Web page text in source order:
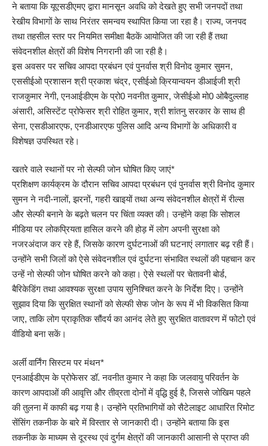
ने बताया कि यूएसडीएमए द्वारा मानसून अवधि को देखते हुए सभी जनपदों तथा
रेखीय विभागों के साथ निरंतर समन्वय स्थापित किया जा रहा है। राज्य, जनपद
तथा तहसील स्तर पर नियमित समीक्षा बैठकें आयोजित की जा रही हैं तथा
संवेदनशील क्षेत्रों की विशेष निगरानी की जा रही है।
इस अवसर पर सचिव आपदा प्रबंधन एवं पुनर्वास श्री विनोद कुमार सुमन,
एससीईओ प्रशासन श्री प्रकाश चंद्र, एसीईओ क्रियान्वयन डीआईजी श्री
राजकुमार नेगी, एनआईडीएम के प्रो0 नवनीत कुमार, जेसीईओ मो0 ओबैदुल्लाह
अंसारी, असिस्टेंट प्रोफेसर श्री रोहित कुमार, श्री शांतनु सरकार के साथ ही
सेना, एसडीआरएफ, एनडीआरएफ पुलिस आदि अन्य विभागों के अधिकारी व
विशेषज्ञ उपस्थित रहे।
खतरे वाले स्थानों पर नो सेल्फी जोन घोषित किए जाएं*
प्रशिक्षण कार्यक्रम के दौरान सचिव आपदा प्रबंधन एवं पुनर्वास श्री विनोद कुमार
सुमन ने नदी-नालों, झरनों, गहरी खाइयों तथा अन्य संवेदनशील क्षेत्रों में रील्स
और सेल्फी बनाने के बढ़ते चलन पर चिंता व्यक्त की। उन्होंने कहा कि सोशल
मीडिया पर लोकप्रियता हासिल करने की होड़ में लोग अपनी सुरक्षा को
नजरअंदाज कर रहे हैं, जिसके कारण दुर्घटनाओं की घटनाएं लगातार बढ़ रही हैं।
उन्होंने सभी जिलों को ऐसे संवेदनशील एवं दुर्घटना संभावित स्थलों की पहचान कर
उन्हें नो सेल्फी जोन घोषित करने को कहा। ऐसे स्थलों पर चेतावनी बोर्ड,
बैरिकेडिंग तथा आवश्यक सुरक्षा उपाय सुनिश्चित करने के निर्देश दिए। उन्होंने
सुझाव दिया कि सुरक्षित स्थानों को सेल्फी सेफ जोन के रूप में भी विकसित किया
जाए, ताकि लोग प्राकृतिक सौंदर्य का आनंद लेते हुए सुरक्षित वातावरण में फोटो एवं
वीडियो बना सकें।
अर्ली वार्निंग सिस्टम पर मंथन*
एनआईडीएम के प्रोफेसर डॉ. नवनीत कुमार ने कहा कि जलवायु परिवर्तन के
कारण आपदाओं की आवृत्ति और तीव्रता दोनों में वृद्धि हुई है, जिससे जोखिम पहले
की तुलना में काफी बढ़ गया है। उन्होंने प्रतिभागियों को सैटेलाइट आधारित रिमोट
सेंसिंग तकनीक के बारे में विस्तार से जानकारी दी। उन्होंने बताया कि इस
तकनीक के माध्यम से दूरस्थ एवं दुर्गम क्षेत्रों की जानकारी आसानी से प्राप्त की